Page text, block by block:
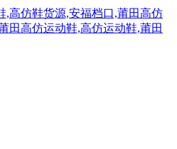
,高仿鞋货源,安福档口,莆田高仿
田高仿运动鞋,高仿运动鞋,莆田